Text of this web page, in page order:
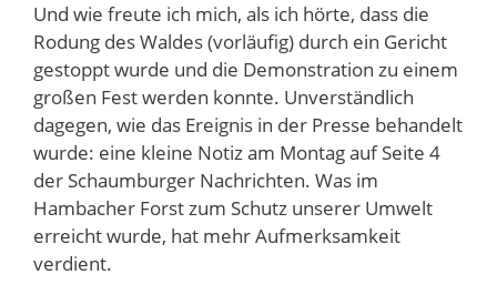
Und wie freute ich mich, als ich hörte, dass die
Rodung des Waldes (vorläufig) durch ein Gericht
gestoppt wurde und die Demonstration zu einem
großen Fest werden konnte. Unverständlich
dagegen, wie das Ereignis in der Presse behandelt
wurde: eine kleine Notiz am Montag auf Seite 4
der Schaumburger Nachrichten. Was im
Hambacher Forst zum Schutz unserer Umwelt
erreicht wurde, hat mehr Aufmerksamkeit
verdient.